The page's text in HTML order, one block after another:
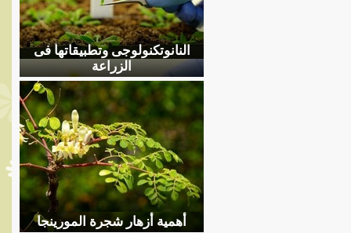
النانوتكنولوجى وتطبيقاتها فى
الزراعة
أهمية أزهار شجرة المورينجا